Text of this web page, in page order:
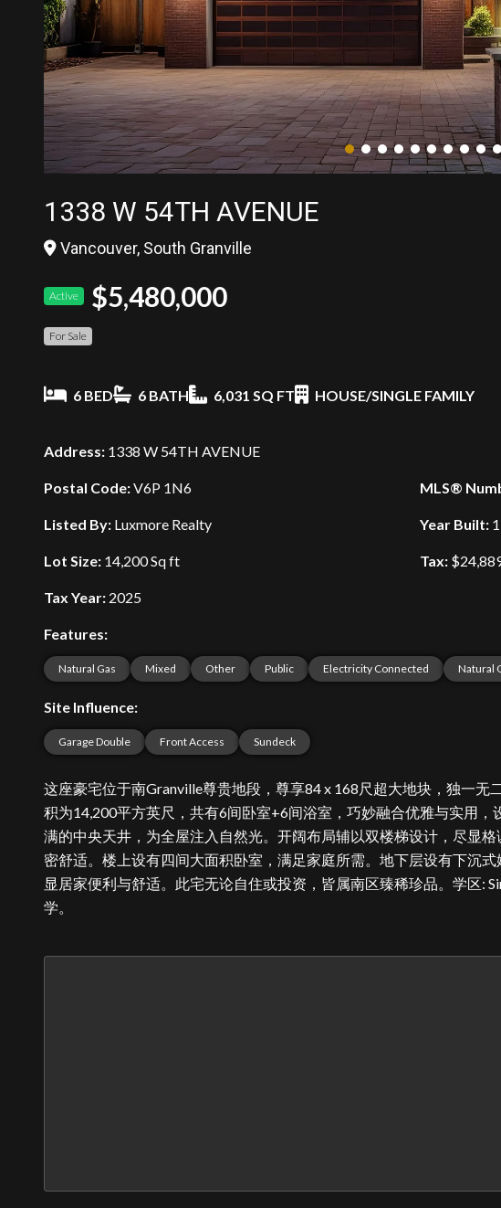
1338 W 54TH AVENUE
Vancouver, South Granville
Active $5,480,000
For Sale
6 BED 6 BATH 6,031 SQ FT HOUSE/SINGLE FAMILY
Address: 1338 W 54TH AVENUE
Postal Code:V6P 1N6 MLS®
Listed By: Luxmore Realty Year Built:
Lot Size: 14,200 Sq ft Tax:
Tax Year: 2025
Features:
Natural Gas Mixed Other Public Electricity Connected Natural
Site Influence:
Garage Double Front Access Sundeck
这座豪宅位于南Granville尊贵地段，尊享84 x 168尺超大地块，独一无
积为14,200平方英尺，共有6间卧室+6间浴室，巧妙融合优雅与实用
满的中央天井，为全屋注入自然光。开阔布局辅以双楼梯设计，尽显
密舒适。楼上设有四间大面积卧室，满足家庭所需。地下层设有下沉
显居家便利与舒适。此宅无论自住或投资，皆属南区臻稀珍品。学区:
学。